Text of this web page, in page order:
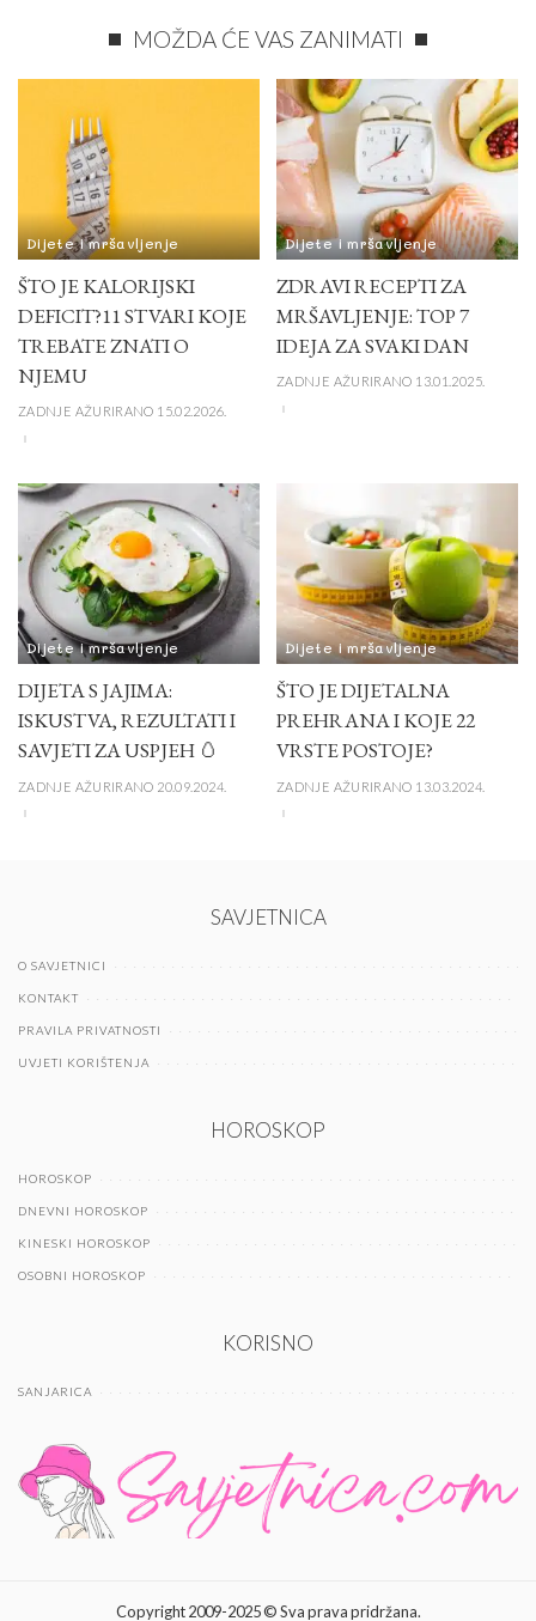
MOŽDA ĆE VAS ZANIMATI
Dijete i mršavljenje
ŠTO JE KALORIJSKI
DEFICIT?11 STVARI KOJE
TREBATE ZNATI O
NJEMU
ZADNJE AŽURIRANO 15.02.2026.
Dijete i mršavljenje
ZDRAVI RECEPTI ZA
MRŠAVLJENJE: TOP 7
IDEJA ZA SVAKI DAN
ZADNJE AŽURIRANO 13.01.2025.
Dijete i mršavljenje
DIJETA S JAJIMA:
ISKUSTVA, REZULTATI I
SAVJETI ZA USPJEH 🥚
ZADNJE AŽURIRANO 20.09.2024.
Dijete i mršavljenje
ŠTO JE DIJETALNA
PREHRANA I KOJE 22
VRSTE POSTOJE?
ZADNJE AŽURIRANO 13.03.2024.
SAVJETNICA
O SAVJETNICI
KONTAKT
PRAVILA PRIVATNOSTI
UVJETI KORIŠTENJA
HOROSKOP
HOROSKOP
DNEVNI HOROSKOP
KINESKI HOROSKOP
OSOBNI HOROSKOP
KORISNO
SANJARICA
Copyright 2009-2025 © Sva prava pridržana.